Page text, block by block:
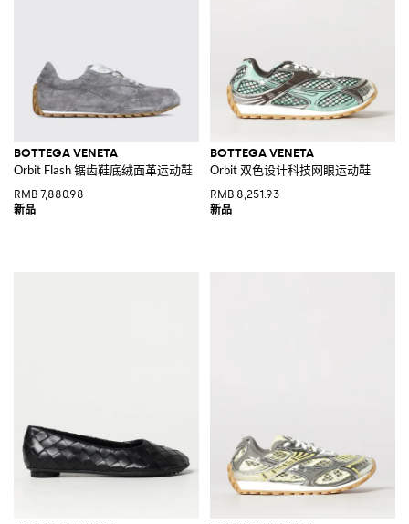
BOTTEGA VENETA
Orbit Flash 锯齿鞋底绒面革运动鞋
RMB 7,880.98
BOTTEGA VENETA
Orbit 双色设计科技网眼运动鞋
RMB 8,251.93